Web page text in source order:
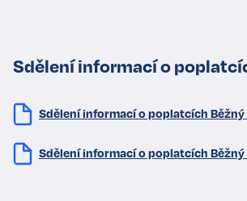
Sdělení informací o
Sdělení informací o poplatcích Běžný
Sdělení informací o poplatcích